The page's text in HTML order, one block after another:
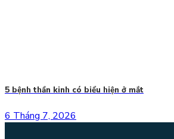
5 bệnh thần kinh có biểu hiện ở mắt
6 Tháng 7, 2026